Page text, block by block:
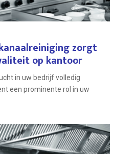
zorgt
op kantoor
in uw bedrijf volledig
een prominente rol in uw